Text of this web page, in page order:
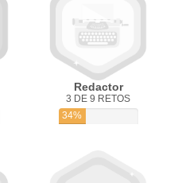
Redactor
3 DE 9 RETOS
34%